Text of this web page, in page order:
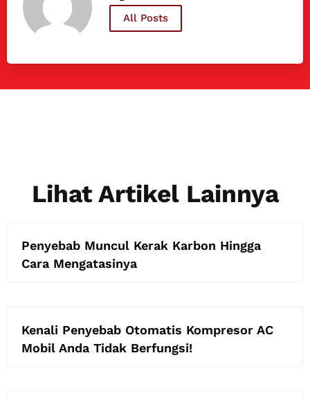
All Posts
Lihat Artikel Lainnya
Penyebab Muncul Kerak Karbon Hingga
Cara Mengatasinya
Kenali Penyebab Otomatis Kompresor AC
Mobil Anda Tidak Berfungsi!